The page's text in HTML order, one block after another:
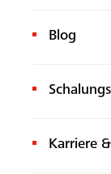
Blog
Karriere